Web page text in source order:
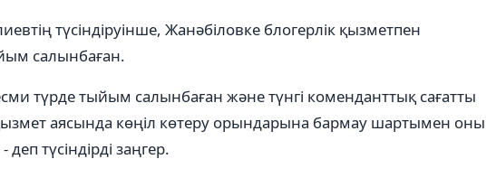
түсіндіруінше, Жанәбіловке блогерлік қызметпен
салынбаған.
түрде тыйым салынбаған және түнгі коменданттық сағатты
аясында көңіл көтеру орындарына бармау шартымен оны
түсіндірді заңгер.